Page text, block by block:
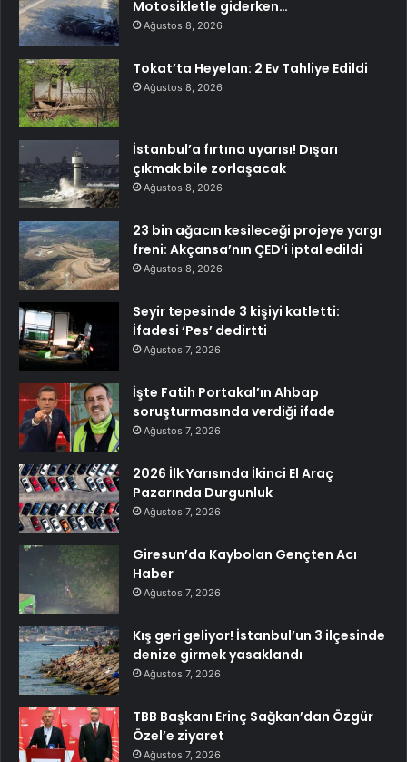
Motosikletle giderken…
Ağustos 8, 2026
Tokat’ta Heyelan: 2 Ev Tahliye Edildi
Ağustos 8, 2026
İstanbul’a fırtına uyarısı! Dışarı
çıkmak bile zorlaşacak
Ağustos 8, 2026
23 bin ağacın kesileceği projeye yargı
freni: Akçansa’nın ÇED’i iptal edildi
Ağustos 8, 2026
Seyir tepesinde 3 kişiyi katletti:
İfadesi ‘Pes’ dedirtti
Ağustos 7, 2026
İşte Fatih Portakal’ın Ahbap
soruşturmasında verdiği ifade
Ağustos 7, 2026
2026 İlk Yarısında İkinci El Araç
Pazarında Durgunluk
Ağustos 7, 2026
Giresun’da Kaybolan Gençten Acı
Haber
Ağustos 7, 2026
Kış geri geliyor! İstanbul’un 3 ilçesinde
denize girmek yasaklandı
Ağustos 7, 2026
TBB Başkanı Erinç Sağkan’dan Özgür
Özel’e ziyaret
Ağustos 7, 2026